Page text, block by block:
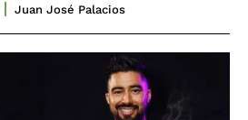
Juan José Palacios